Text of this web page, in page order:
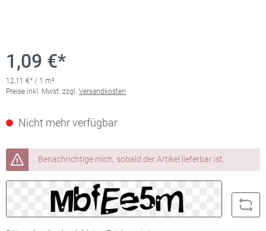
1,09 €*
12,11 €* / 1 m²
Preise inkl. Mwst. zzgl. Versandkosten
Nicht mehr verfügbar
Benachrichtige mich, sobald der Artikel lieferbar ist.